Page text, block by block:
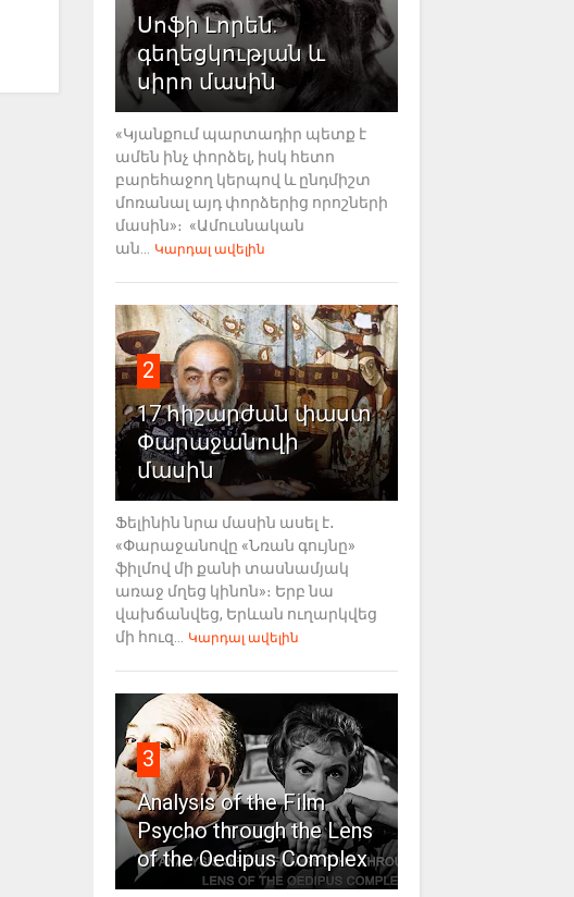
Սոֆի Լորեն.
գեղեցկության և
սիրո մասին
«Կյանքում պարտադիր պետք է
ամեն ինչ փորձել, իսկ հետո
բարեհաջող կերպով և ընդմիշտ
մոռանալ այդ փորձերից որոշների
մասին»։ «Ամուսնական
ան...
Կարդալ ավելին
2
17 հիշարժան փաստ
Փարաջանովի
մասին
Ֆելինին նրա մասին ասել է․
«Փարաջանովը «Նռան գույնը»
ֆիլմով մի քանի տասնամյակ
առաջ մղեց կինոն»։ Երբ նա
վախճանվեց, Երևան ուղարկվեց
մի հուզ...
Կարդալ ավելին
3
Analysis of the Film
Psycho through the Lens
of the Oedipus Complex